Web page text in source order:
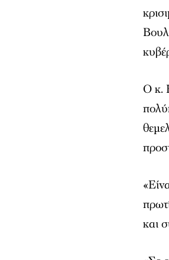
Ο κ.
και